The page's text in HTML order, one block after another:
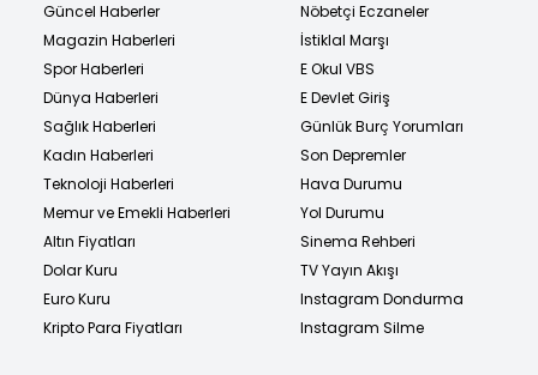
Güncel Haberler
Magazin Haberleri
Spor Haberleri
Dünya Haberleri
Sağlık Haberleri
Kadın Haberleri
Teknoloji Haberleri
Memur ve Emekli Haberleri
Altın Fiyatları
Dolar Kuru
Euro Kuru
Kripto Para Fiyatları
Nöbetçi Eczaneler
İstiklal Marşı
E Okul VBS
E Devlet Giriş
Günlük Burç Yorumları
Son Depremler
Hava Durumu
Yol Durumu
Sinema Rehberi
TV Yayın Akışı
Instagram Dondurma
Instagram Silme